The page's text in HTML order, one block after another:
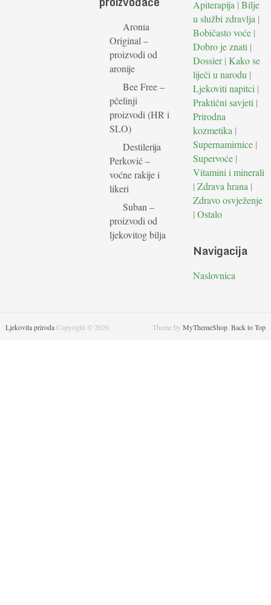
Aronia
Original –
proizvodi od
aronije
Bee Free –
pčelinji
proizvodi (HR i
SLO)
Destilerija
Perković –
voćne rakije i
likeri
Suban –
proizvodi od
ljekovitog bilja
Apiterapija | Bilje
u službi zdravlja |
Bobičasto voće|
Dobro je znati |
Dossier| Kako se
liječi u narodu |
Ljekoviti napitci |
Praktični savjeti |
Prirodna
kozmetika |
Supernamirnice|
Supervoće|
Vitamini i minerali
| Zdrava hrana |
Zdravo osvježenje
| Ostalo
Navigacija
Naslovnica
Ljekovita prirodaCopyright © 2026. Theme byMyThemeShop .Back to Top